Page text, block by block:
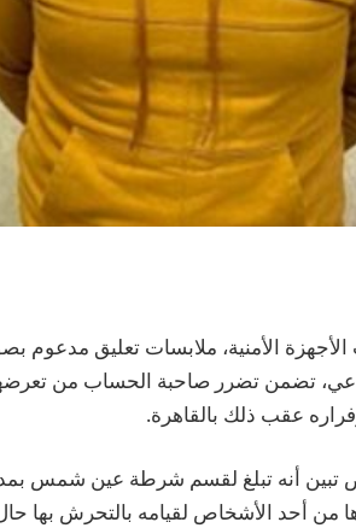
الأمنية، ملابسات تعليق مدعوم
تضمن تضرر صاحبة الحساب من
عقب ذلك بالقاهرة.
تبين أنه تبلغ لقسم شرطة عين شمس
من أحد الأشخاص لقيامه بالتحرش بها